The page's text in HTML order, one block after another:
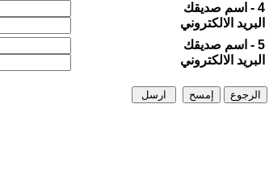
4 - اسم صديقك
البريد الالكتروني
5 - اسم صديقك
البريد الالكتروني